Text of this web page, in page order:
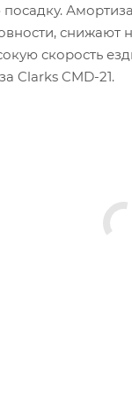
посадку.
снижают
скорость
Clarks CMD-21.